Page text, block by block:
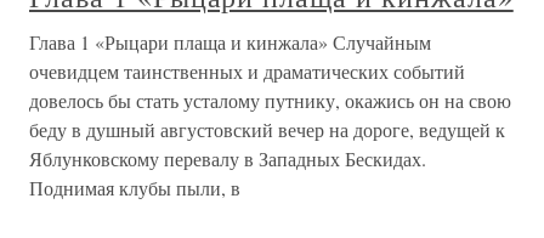
Глава 1 «Рыцари плаща и кинжала» Случайным
очевидцем таинственных и драматических событий
довелось бы стать усталому путнику, окажись он на свою
беду в душный августовский вечер на дороге, ведущей к
Яблунковскому перевалу в Западных Бескидах.
Поднимая клубы пыли, в